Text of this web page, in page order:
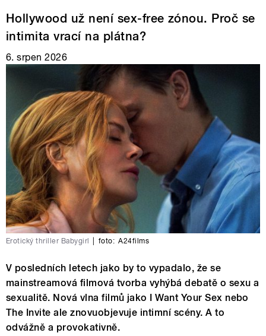
Hollywood už není sex-free zónou. Proč se
intimita vrací na plátna?
6. srpen 2026
Erotický thriller Babygirl foto: A24films
V posledních letech jako by to vypadalo, že se
mainstreamová filmová tvorba vyhýbá debatě o sexu a
sexualitě. Nová vlna filmů jako I Want Your Sex nebo
The Invite ale znovuobjevuje intimní scény. A to
odvážně a provokativně.